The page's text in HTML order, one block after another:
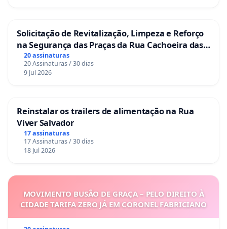
Solicitação de Revitalização, Limpeza e Reforço
na Segurança das Praças da Rua Cachoeira das
Sete Ilhas
20 assinaturas
20 Assinaturas / 30 dias
9 Jul 2026
Reinstalar os trailers de alimentação na Rua
Viver Salvador
17 assinaturas
17 Assinaturas / 30 dias
18 Jul 2026
MOVIMENTO BUSÃO DE GRAÇA – PELO DIREITO À
CIDADE TARIFA ZERO JÁ EM CORONEL FABRICIANO